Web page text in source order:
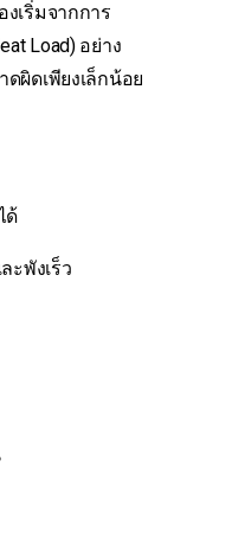
เริ่มจากการ
Load) อย่าง
ผิดเพียงเล็กน้อย
ด้
ะพังเร็ว